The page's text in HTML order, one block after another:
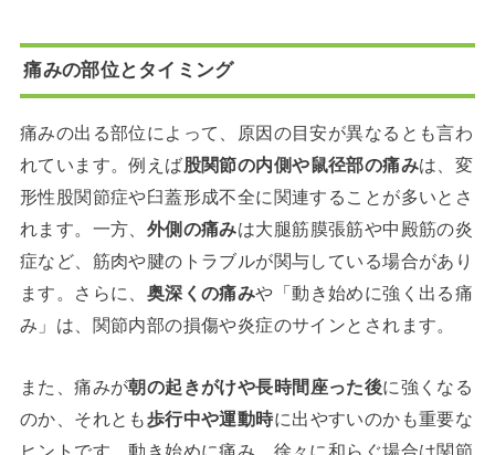
痛みの部位とタイミング
痛みの出る部位によって、原因の目安が異なるとも言わ
れています。例えば股関節の内側や鼠径部の痛みは、変
形性股関節症や臼蓋形成不全に関連することが多いとさ
れます。一方、 外側の痛みは大腿筋膜張筋や中殿筋の炎
症など、筋肉や腱のトラブルが関与している場合があり
ます。さらに、 奥深くの痛みや「動き始めに強く出る痛
み」は、関節内部の損傷や炎症のサインとされます。
また、痛みが朝の起きがけや長時間座った後に強くなる
のか、それとも歩行中や運動時に出やすいのかも重要な
ヒントです。動き始めに痛み、徐々に和らぐ場合は関節